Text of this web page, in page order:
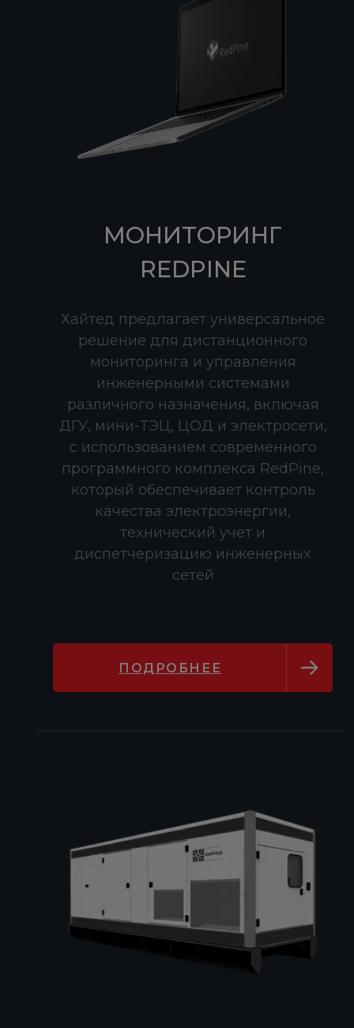
МОНИТОРИНГ
REDPINE
Хайтед предлагает универсальное
решение для дистанционного
мониторинга и управления
инженерными системами
различного назначения, включая
ДГУ, мини-ТЭЦ, ЦОД и электросети,
с использованием современного
программного комплекса RedPine,
который обеспечивает контроль
качества электроэнергии,
технический учет и
диспетчеризацию инженерных
сетей
ПОДРОБНЕЕ